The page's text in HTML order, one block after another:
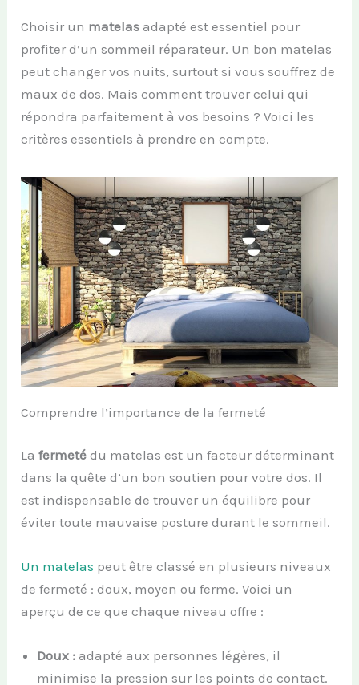
Choisir un matelas adapté est essentiel pour
profiter d’un sommeil réparateur. Un bon matelas
peut changer vos nuits, surtout si vous souffrez de
maux de dos. Mais comment trouver celui qui
répondra parfaitement à vos besoins ? Voici les
critères essentiels à prendre en compte.
Comprendre l’importance de la fermeté
Lafermeté du matelas est un facteur déterminant
dans la quête d’un bon soutien pour votre dos. Il
est indispensable de trouver un équilibre pour
éviter toute mauvaise posture durant le sommeil.
Un matelas peut être classé en plusieurs niveaux
de fermeté : doux, moyen ou ferme. Voici un
aperçu de ce que chaque niveau offre :
Doux : adapté aux personnes légères, il
minimise la pression sur les points de contact.